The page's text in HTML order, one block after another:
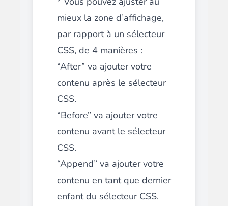
mieux la zone d’affichage,
par rapport à un sélecteur
CSS, de 4 manières :
“After” va ajouter votre
contenu après le sélecteur
CSS.
“Before” va ajouter votre
contenu avant le sélecteur
CSS.
“Append” va ajouter votre
contenu en tant que dernier
enfant du sélecteur CSS.